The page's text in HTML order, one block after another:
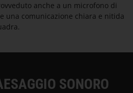
anche a un microfono di
una comunicazione chiara e nitida
SONORO